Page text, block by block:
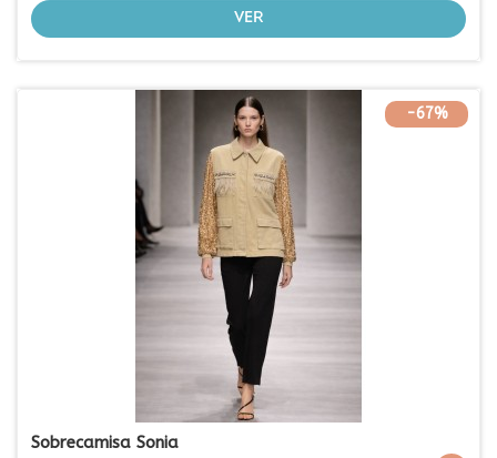
VER
-67%
Sobrecamisa Sonia